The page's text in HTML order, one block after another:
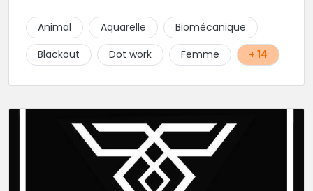
tatouages allant des calligraphies, motifs floraux au
réalisme.
Animal Aquarelle
Biomécanique
Blackout
Dot work Femme + 14